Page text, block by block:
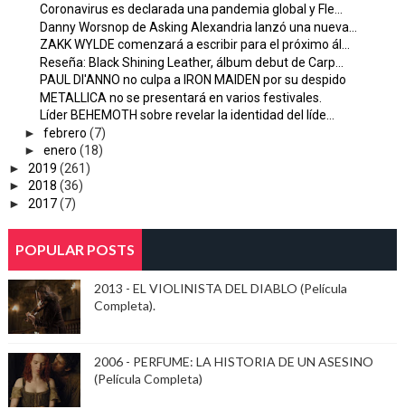
Coronavirus es declarada una pandemia global y Fle...
Danny Worsnop de Asking Alexandria lanzó una nueva...
ZAKK WYLDE comenzará a escribir para el próximo ál...
Reseña: Black Shining Leather, álbum debut de Carp...
PAUL DI'ANNO no culpa a IRON MAIDEN por su despido
METALLICA no se presentará en varios festivales.
Líder BEHEMOTH sobre revelar la identidad del líde...
► febrero (7)
► enero (18)
► 2019 (261)
► 2018 (36)
► 2017(7)
POPULAR POSTS
2013 - EL VIOLINISTA DEL DIABLO (Película
Completa).
2006 - PERFUME: LA HISTORIA DE UN ASESINO
(Película Completa)